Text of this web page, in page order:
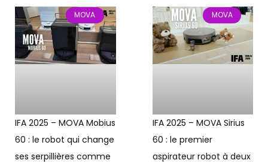
MOVA
IFA 2025 – MOVA Mobius
60 : le robot qui change
ses serpillières comme
MOVA
IFA 2025 – MOVA Sirius
60 : le premier
aspirateur robot à deux